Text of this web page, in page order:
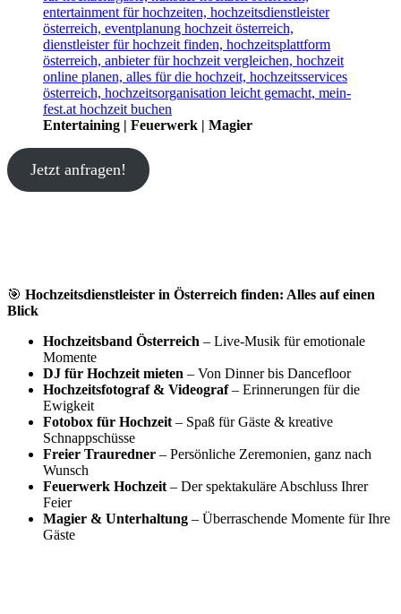
Entertaining | Feuerwerk | Magier
Jetzt anfragen!
🎯 Hochzeitsdienstleister in Österreich finden: Alles auf einen
Blick
Hochzeitsband Österreich – Live-Musik für emotionale
Momente
DJ für Hochzeit mieten – Von Dinner bis Dancefloor
Hochzeitsfotograf & Videograf– Erinnerungen für die
Ewigkeit
Fotobox für Hochzeit – Spaß für Gäste & kreative
Schnappschüsse
Freier Trauredner – Persönliche Zeremonien, ganz nach
Wunsch
Feuerwerk Hochzeit – Der spektakuläre Abschluss Ihrer
Feier
Magier & Unterhaltung – Überraschende Momente für Ihre
Gäste